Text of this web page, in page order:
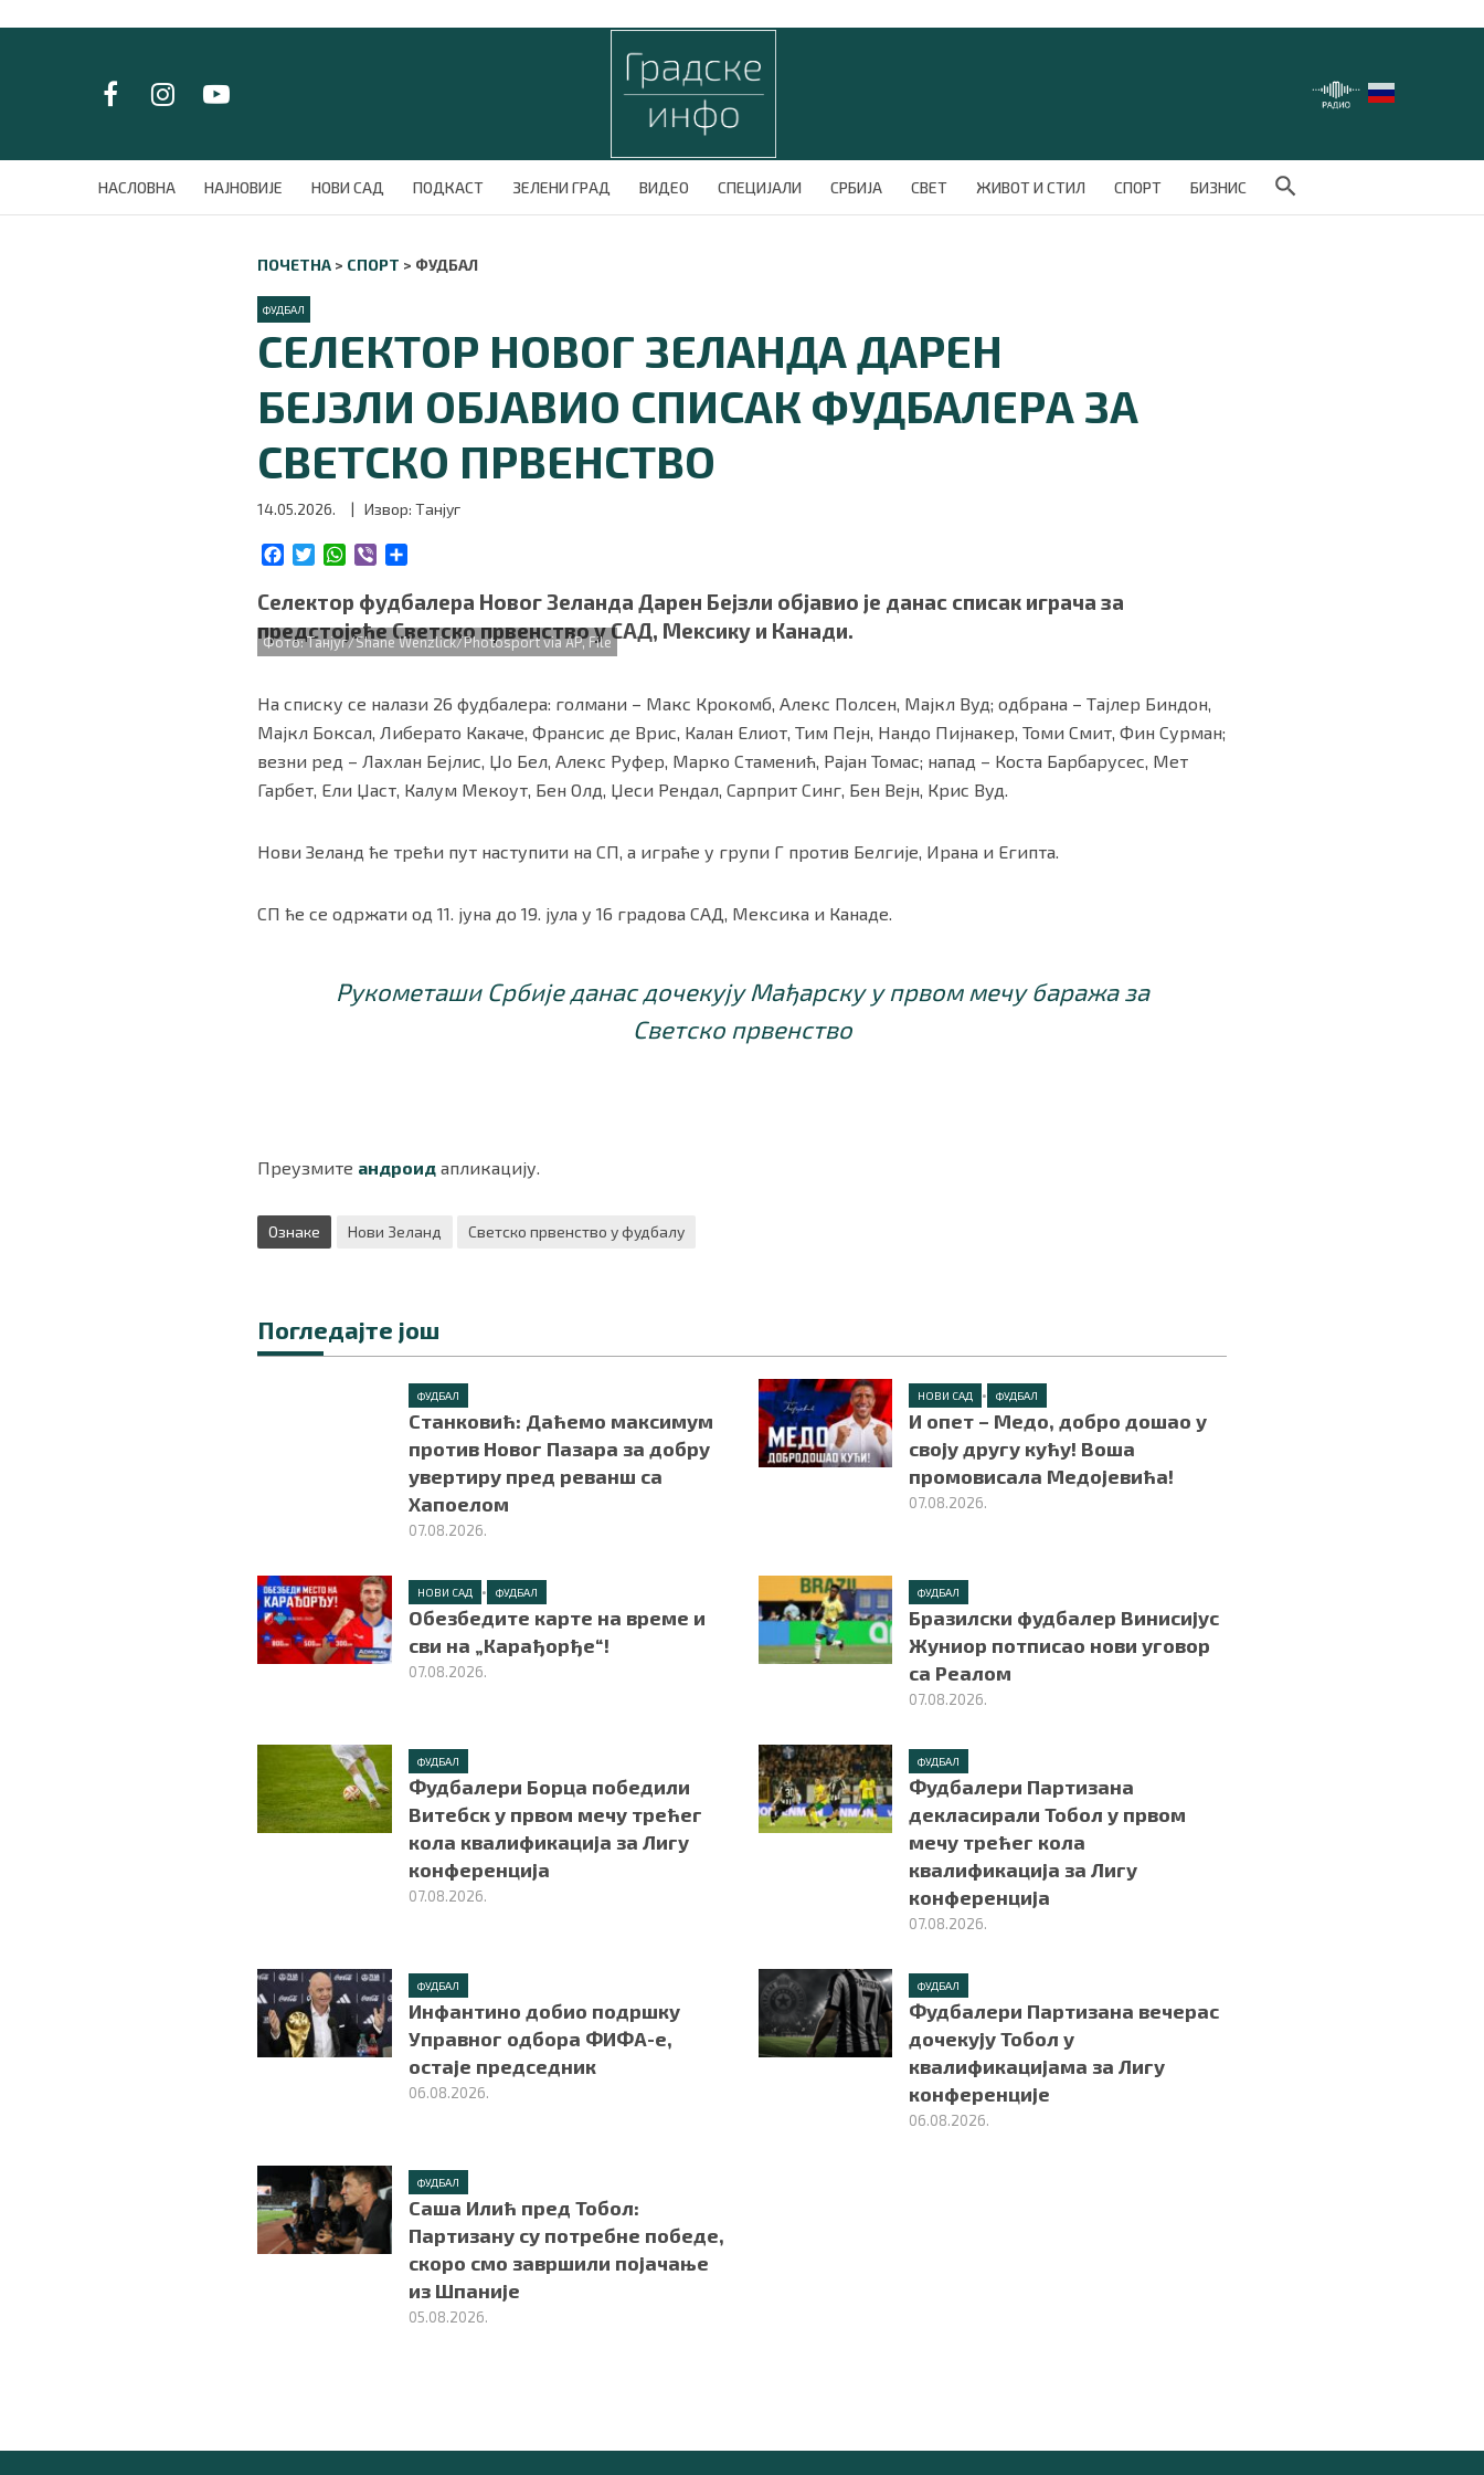
НАСЛОВНА НАЈНОВИЈЕ НОВИ САД ПОДКАСТ ЗЕЛЕНИ ГРАД ВИДЕО СПЕЦИЈАЛИ СРБИЈА СВЕТ ЖИВОТ И СТИЛ СПОРТ БИЗНИС
Search Button
ПОЧЕТНА > СПОРТ > ФУДБАЛ
ФУДБАЛ
СЕЛЕКТОР НОВОГ ЗЕЛАНДА ДАРЕН
БЕЈЗЛИ ОБЈАВИО СПИСАК ФУДБАЛЕРА ЗА
СВЕТСКО ПРВЕНСТВО
14.05.2026. | Извор: Танјуг
c
b
k
i
t
W
a
t
s
p
b
e
r
a
e
Селектор фудбалера Новог Зеланда Дарен Бејзли објавио је данас списак играча за
предстојеће Светско првенство у САД, Мексику и Канади.
Фото: Танјуг/Shane Wenzlick/Photosport via AP, File
На списку се налази 26 фудбалера: голмани – Макс Крокомб, Алекс Полсен, Мајкл Вуд; одбрана – Тајлер Биндон,
Мајкл Боксал, Либерато Какаче, Франсис де Врис, Калан Елиот, Тим Пејн, Нандо Пијнакер, Томи Смит, Фин Сурман;
везни ред – Лахлан Бејлис, Џо Бел, Алекс Руфер, Марко Стаменић, Рајан Томас; напад – Коста Барбарусес, Мет
Гарбет, Ели Џаст, Калум Мекоут, Бен Олд, Џеси Рендал, Сарприт Синг, Бен Вејн, Крис Вуд.
Нови Зеланд ће трећи пут наступити на СП, а играће у групи Г против Белгије, Ирана и Египта.
СП ће се одржати од 11. јуна до 19. јула у 16 градова САД, Мексика и Канаде.
Рукометаши Србије данас дочекују Мађарску у првом мечу баража за
Светско првенство
Преузмите андроид апликацију.
Ознаке Нови Зеланд Светско првенство у фудбалу
Погледајте још
ФУДБАЛ
Станковић: Даћемо максимум
против Новог Пазара за добру
увертиру пред реванш са
Хапоелом
07.08.2026.
НОВИ САД • ФУДБАЛ
И опет – Медо, добро дошао у
своју другу кућу! Воша
промовисала Медојевића!
07.08.2026.
НОВИ САД • ФУДБАЛ
Обезбедите карте на време и
сви на „Карађорђе“!
07.08.2026.
ФУДБАЛ
Бразилски фудбалер Винисијус
Жуниор потписао нови уговор
са Реалом
07.08.2026.
ФУДБАЛ
Фудбалери Борца победили
Витебск у првом мечу трећег
кола квалификација за Лигу
конференција
07.08.2026.
ФУДБАЛ
Фудбалери Партизана
декласирали Тобол у првом
мечу трећег кола
квалификација за Лигу
конференција
07.08.2026.
ФУДБАЛ
Инфантино добио подршку
Управног одбора ФИФА-е,
остаје председник
06.08.2026.
ФУДБАЛ
Фудбалери Партизана вечерас
дочекују Тобол у
квалификацијама за Лигу
конференције
06.08.2026.
ФУДБАЛ
Саша Илић пред Тобол:
Партизану су потребне победе,
скоро смо завршили појачање
из Шпаније
05.08.2026.
НАСЛОВНА
НАЈНОВИЈЕ
redakcija@gradskeinfo.rs
Услови коришћења|Политика приватности|О нама